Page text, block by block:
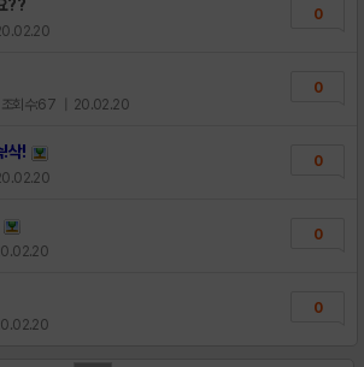
?? 0
조회수:67 | 20.02.20
0
!삭! 0
0
0